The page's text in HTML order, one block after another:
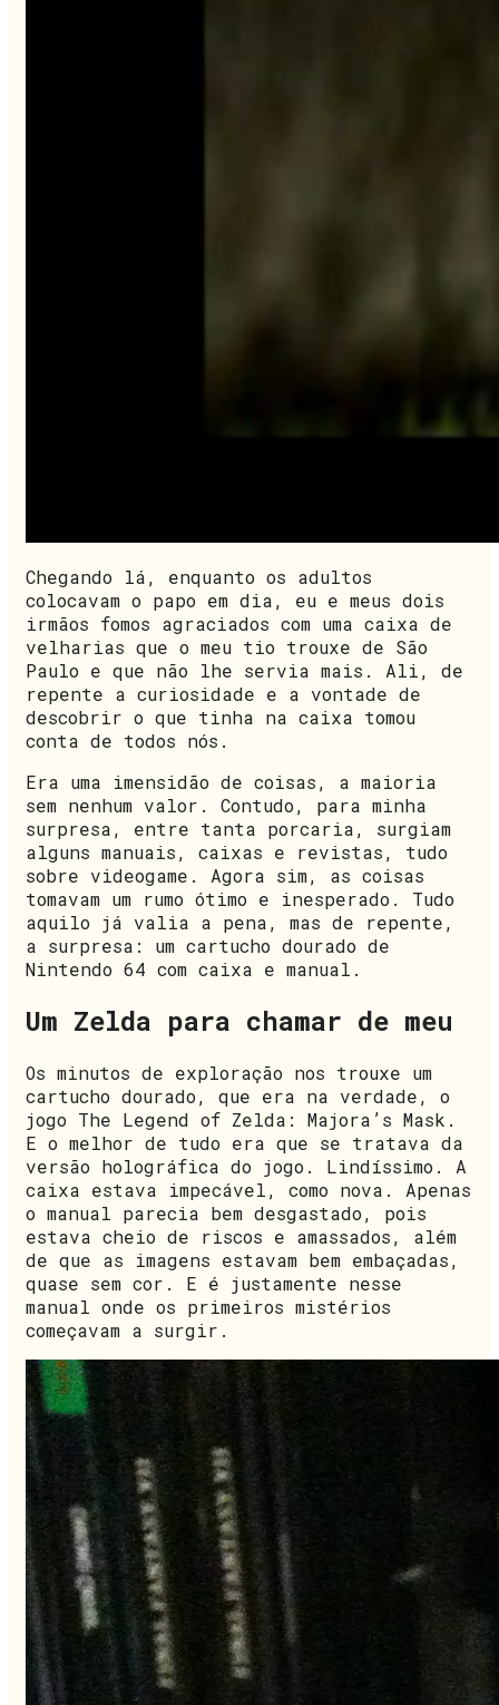
Chegando lá, enquanto os adultos
colocavam o papo em dia, eu e meus dois
irmãos fomos agraciados com uma caixa de
velharias que o meu tio trouxe de São
Paulo e que não lhe servia mais. Ali, de
repente a curiosidade e a vontade de
descobrir o que tinha na caixa tomou
conta de todos nós.
Era uma imensidão de coisas, a maioria
sem nenhum valor. Contudo, para minha
surpresa, entre tanta porcaria, surgiam
alguns manuais, caixas e revistas, tudo
sobre videogame. Agora sim, as coisas
tomavam um rumo ótimo e inesperado. Tudo
aquilo já valia a pena, mas de repente,
a surpresa: um cartucho dourado de
Nintendo 64 com caixa e manual.
Um Zelda para chamar de meu
Os minutos de exploração nos trouxe um
cartucho dourado, que era na verdade, o
jogo The Legend of Zelda: Majora’s Mask.
E o melhor de tudo era que se tratava da
versão holográfica do jogo. Lindíssimo. A
caixa estava impecável, como nova. Apenas
o manual parecia bem desgastado, pois
estava cheio de riscos e amassados, além
de que as imagens estavam bem embaçadas,
quase sem cor. E é justamente nesse
manual onde os primeiros mistérios
começavam a surgir.